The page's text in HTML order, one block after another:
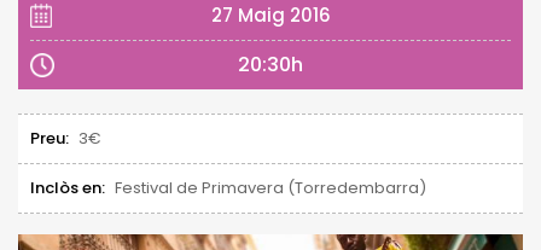
27 Maig 2016
20:30h
Preu: 3€
Inclòs en: Festival de Primavera (Torredembarra)